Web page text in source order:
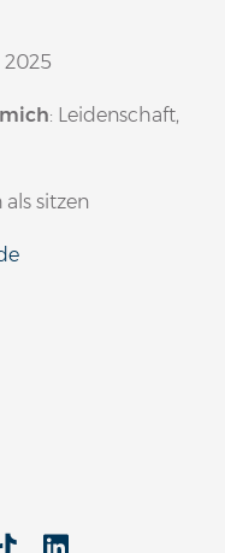
2025
: Leidenschaft,
als sitzen